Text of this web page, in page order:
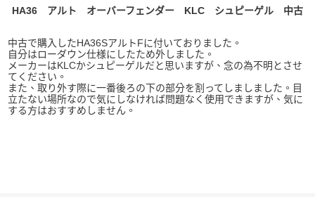
HA36 アルト オーバーフェンダー KLC シュピーゲル 中古
中古で購入したHA36SアルトFに付いておりました。
自分はローダウン仕様にしたため外しました。
メーカーはKLCかシュピーゲルだと思いますが、念の為不明とさせ
てください。
また、取り外す際に一番後ろの下の部分を割ってしましました。目
立たない場所なので気にしなければ問題なく使用できますが、気に
する方はおすすめしません。